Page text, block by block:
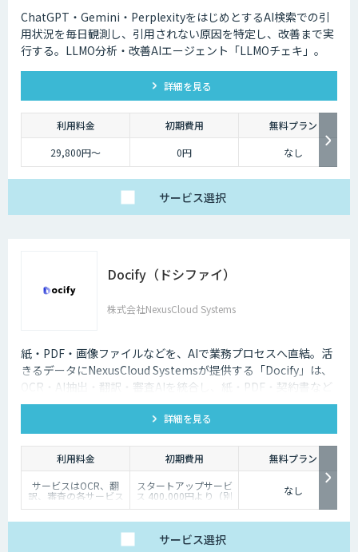
ChatGPT・Gemini・PerplexityをはじめとするAI検索での引
用状況を毎日観測し、引用されない原因を特定し、改善まで実
行する。LLMO分析・改善AIエージェント「LLMOチェキ」。
詳細を見る
利用料金 初期費用
無料プラン
29,800円〜
0円 なし
サービス選択
Docify（ドシファイ）
株式会社NexusCloud Systems
紙・PDF・画像ファイルなどを、AIで業務プロセスへ直結。活
きるデータにNexusCloud Systemsが提供する「Docify」は、
OCR・AI抽出・翻訳・審査AIを統合し、紙・PDF・契約書など
の非構造化ドキュメントを構造化・ナレッジ化し、AIエージェ
ントによる業務自動化まで実現するAIプラットフォームです。
詳細を見る
利用料金 初期費用
無料プラン
サービスはOCR、翻
訳、審査の各サービス
の基本使用料＋ポイン
スタートアップサービ
ス 400,000円より（別
途個別見積）
なし
サービス選択